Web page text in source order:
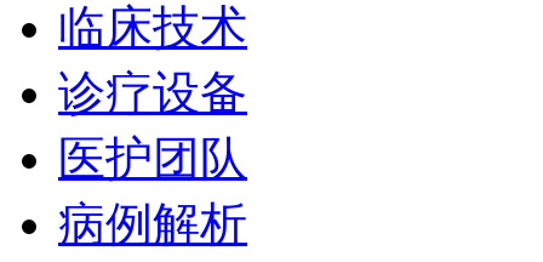
临床技术
诊疗设备
医护团队
病例解析